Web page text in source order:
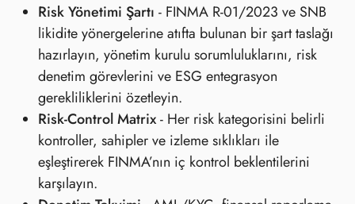
Risk Yönetimi Şartı - FINMA R-01/2023 ve SNB
likidite yönergelerine atıfta bulunan bir şart taslağı
hazırlayın, yönetim kurulu sorumluluklarını, risk
denetim görevlerini ve ESG entegrasyon
gerekliliklerini özetleyin.
Risk‑Control Matrix- Her risk kategorisini belirli
kontroller, sahipler ve izleme sıklıkları ile
eşleştirerek FINMA’nın iç kontrol beklentilerini
karşılayın.